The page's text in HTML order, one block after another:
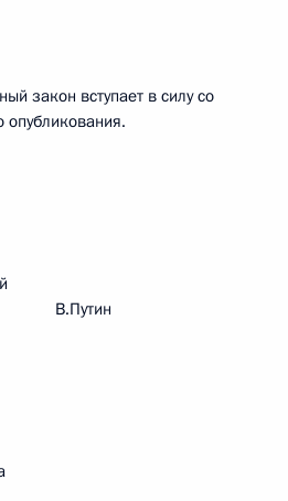
закон вступает в силу со
опубликования.